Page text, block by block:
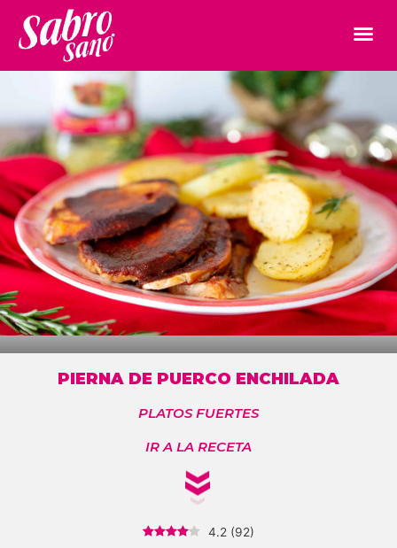
PIERNA DE PUERCO ENCHILADA
PLATOS FUERTES
IR A LA RECETA
4.2 (92)